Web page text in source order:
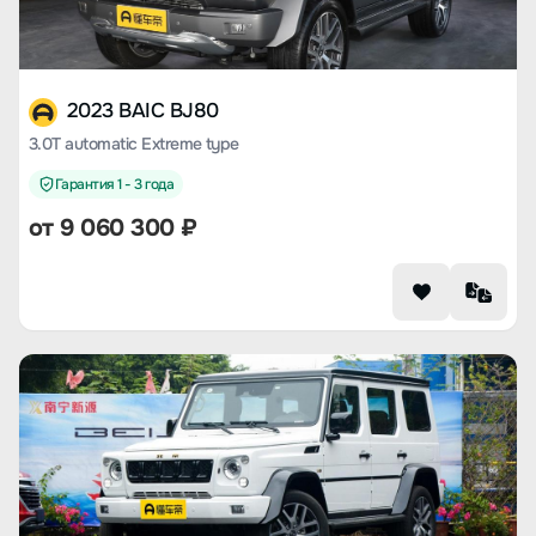
2023 BAIC BJ80
3.0T automatic Extreme type
Гарантия 1 - 3 года
от 9 060 300 ₽